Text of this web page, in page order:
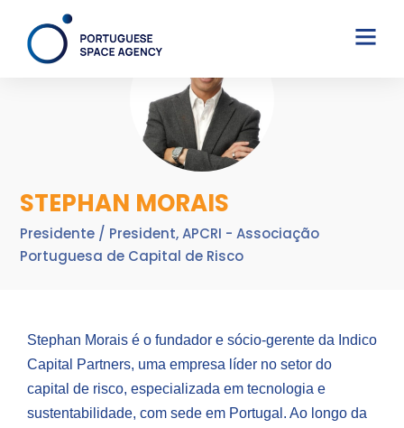
STEPHAN MORAIS
Presidente / President, APCRI - Associação
Portuguesa de Capital de Risco
Stephan Morais é o fundador e sócio-gerente da Indico
Capital Partners, uma empresa líder no setor do
capital de risco, especializada em tecnologia e
sustentabilidade, com sede em Portugal. Ao longo da